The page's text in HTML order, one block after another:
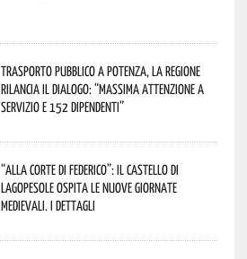
Trasporto pubblico a Potenza, la Regione
rilancia il dialogo: “Massima attenzione a
servizio e 152 dipendenti”
“Alla corte di Federico”: il Castello di
Lagopesole ospita le nuove Giornate
Medievali. I dettagli